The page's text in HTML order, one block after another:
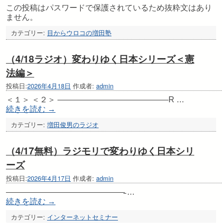
この投稿はパスワードで保護されているため抜粋文はあり
ません。
カテゴリー: 目からウロコの増田塾
（4/18ラジオ）変わりゆく日本シリーズ＜憲
法編＞
投稿日:2026年4月18日 作成者: admin
＜１＞ ＜２＞ ——————————————R …
続きを読む →
カテゴリー: 増田俊男のラジオ
（4/17無料）ラジモリで変わりゆく日本シリ
ーズ
投稿日:2026年4月17日 作成者: admin
———————————————̵ …
続きを読む →
カテゴリー: インターネットセミナー